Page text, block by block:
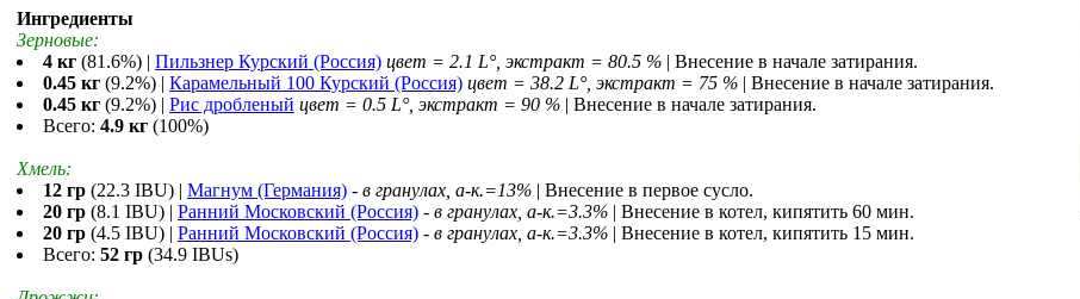
Ингредиенты
Зерновые:
4 кг (81.6%) | Пильзнер Курский (Россия) цвет = 2.1 L°, экстракт = 80.5 % | Внесение в начале затирания.
0.45 кг (9.2%) | Карамельный 100 Курский (Россия) цвет = 38.2 L°, экстракт = 75 % | Внесение в начале затирания.
0.45 кг (9.2%) | Рис дробленый цвет = 0.5 L°, экстракт = 90 % | Внесение в начале затирания.
Всего: 4.9 кг (100%)
Хмель:
12 гр (22.3 IBU) | Магнум (Германия) - в гранулах, a-к.=13% | Внесение в первое сусло.
20 гр (8.1 IBU) | Ранний Московский (Россия) - в гранулах, a-к.=3.3% | Внесение в котел, кипятить 60 мин.
20 гр (4.5 IBU) | Ранний Московский (Россия) - в гранулах, a-к.=3.3% | Внесение в котел, кипятить 15 мин.
Всего: 52 гр (34.9 IBUs)